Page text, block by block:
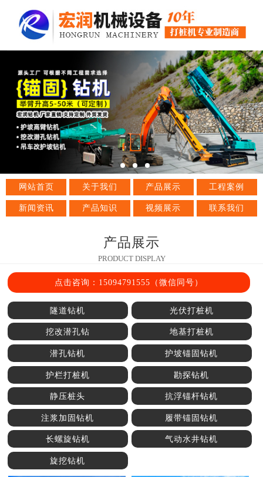
网站首页 关于我们 产品展示 工程案例
新闻资讯 产品知识 视频展示 联系我们
产品展示
PRODUCT DISPLAY
点击咨询：15094791555（微信同号）
隧道钻机 光伏打桩机
挖改潜孔钻 地基打桩机
潜孔钻机 护坡锚固钻机
护栏打桩机 勘探钻机
静压桩头 抗浮锚杆钻机
注浆加固钻机 履带锚固钻机
长螺旋钻机 气动水井钻机
旋挖钻机